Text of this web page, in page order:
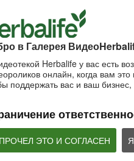
в Галерея
Herbalife у вас есть
онлайн, когда вам
поддержать вас и ваш
ЭТО И СОГЛАСЕН
Ночной крем Herbalife
Антивозрастная
ВЕБИНАРЫ